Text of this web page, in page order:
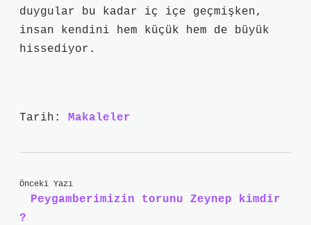
duygular bu kadar iç içe geçmişken,
insan kendini hem küçük hem de büyük
hissediyor.
Tarih: Makaleler
Önceki Yazı
Peygamberimizin torunu Zeynep kimdir
?